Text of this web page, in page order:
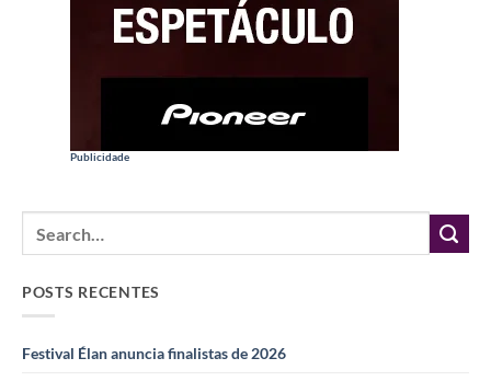
Publicidade
POSTS RECENTES
Festival Élan anuncia finalistas de 2026